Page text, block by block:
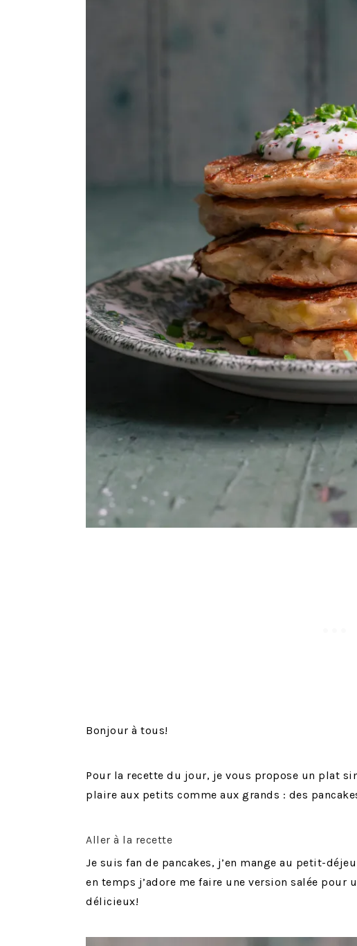
Bonjour à tous!
Pour la recette du jour, je vous propose un plat
plaire aux petits comme aux grands : des
Aller à la recette
Je suis fan de pancakes, j’en mange au petit-
en temps j’adore me faire une version salée
délicieux!